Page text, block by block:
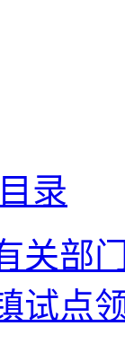
录
关部
试点